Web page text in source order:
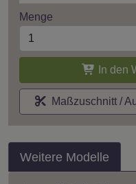
Menge
In den
Maßzuschnitt /
Weitere Modelle